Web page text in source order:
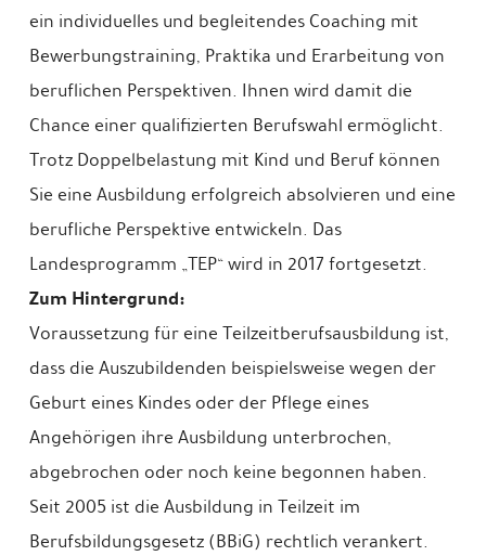
ein individuelles und begleitendes Coaching mit
Bewerbungstraining, Praktika und Erarbeitung von
beruflichen Perspektiven. Ihnen wird damit die
Chance einer qualifizierten Berufswahl ermöglicht.
Trotz Doppelbelastung mit Kind und Beruf können
Sie eine Ausbildung erfolgreich absolvieren und eine
berufliche Perspektive entwickeln. Das
Landesprogramm „TEP“ wird in 2017 fortgesetzt.
Zum Hintergrund:
Voraussetzung für eine Teilzeitberufsausbildung ist,
dass die Auszubildenden beispielsweise wegen der
Geburt eines Kindes oder der Pflege eines
Angehörigen ihre Ausbildung unterbrochen,
abgebrochen oder noch keine begonnen haben.
Seit 2005 ist die Ausbildung in Teilzeit im
Berufsbildungsgesetz (BBiG) rechtlich verankert.